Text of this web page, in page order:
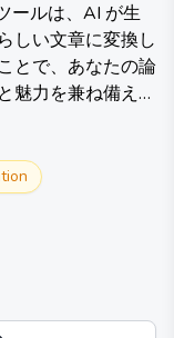
ールは、AI が生
しい文章に変換し
とで、あなたの論
魅力を兼ね備えた